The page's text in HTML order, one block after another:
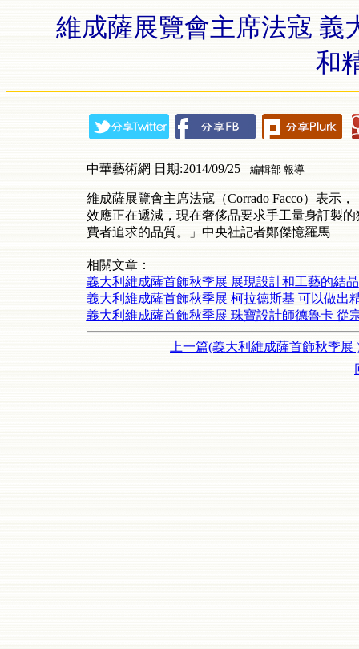
維成薩展覽會主席法寇 義
和
中華藝術網 日期:2014/09/25 編輯部 報導
維成薩展覽會主席法寇（Corrado Facco）表示
效應正在遞減，現在奢侈品要求手工量身訂製
費者追求的品質。」中央社記者鄭傑憶羅馬
相關文章：
義大利維成薩首飾秋季展 展現設計和工藝的結晶
義大利維成薩首飾秋季展 柯拉德斯基 可以做出
義大利維成薩首飾秋季展 珠寶設計師德魯卡 從
上一篇(義大利維成薩首飾秋季展